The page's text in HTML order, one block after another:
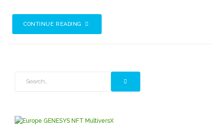
CONTINUE READING